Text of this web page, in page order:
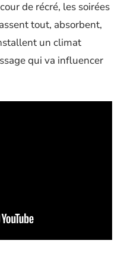
de récré, les soirées
tout, absorbent,
un climat
qui va influencer